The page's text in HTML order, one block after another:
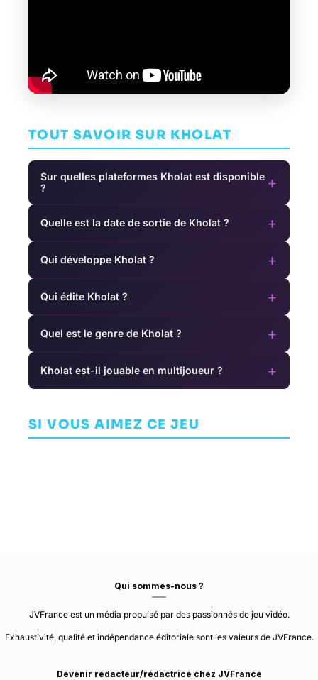
TOUT SAVOIR SUR KHOLAT
Sur quelles plateformes Kholat est disponible
?
+
Quelle est la date de sortie de Kholat ? +
Qui développe Kholat ? +
Qui édite Kholat ? +
Quel est le genre de Kholat ? +
Kholat est-il jouable en multijoueur ? +
SI VOUS AIMEZ CE JEU
The Legend of
PERMANENT WAY
Portable
Qui sommes-nous ?
JVFrance est un média propulsé par des passionnés de jeu vidéo.
Exhaustivité, qualité et indépendance éditoriale sont les valeurs de JVFrance.
Devenir rédacteur/rédactrice chez JVFrance